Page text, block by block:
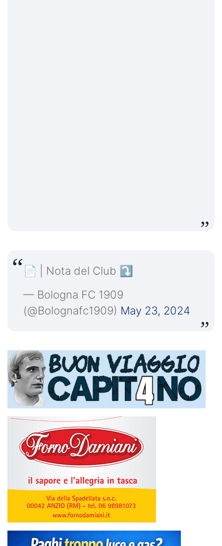
📄 | Nota del Club ⤵️
— Bologna FC 1909
(@Bolognafc1909) May 23, 2024